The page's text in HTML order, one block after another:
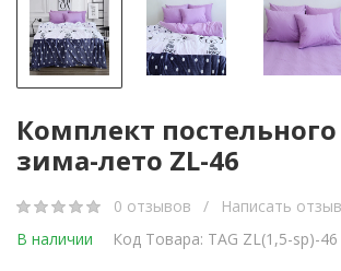
Комплект
зима-лето ZL-46
0 отзывов /
Написать отзыв
В наличии
Код Товара: TAG ZL(1,5-sp)-46